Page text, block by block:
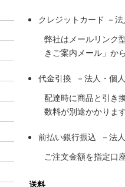
クレジットカード －
弊社はメールリンク
きご案内メール」か
代金引換 －法人・個
配達時に商品と引き
数料が別途かかりま
前払い銀行振込 －法
ご注文金額を指定口
送料